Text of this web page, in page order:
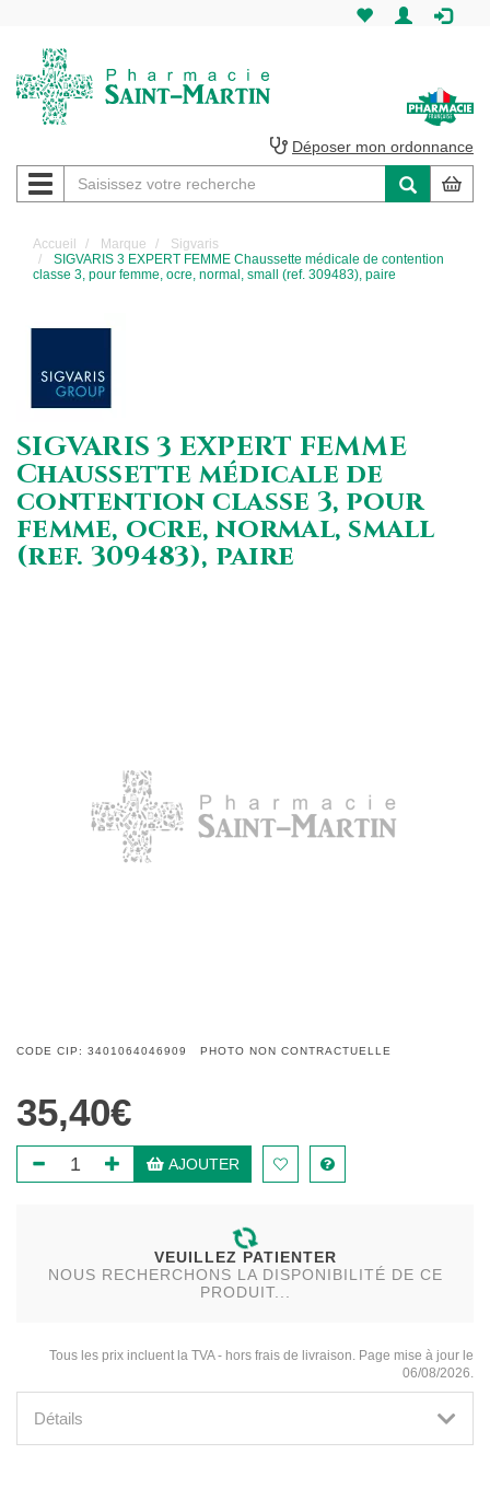
Martin
Pharmacie
Martin
Déposer mon ordonnance
Navigation
Accueil Marque
Sigvaris
SIGVARIS 3 EXPERT FEMME Chaussette médicale de contention
classe 3, pour femme, ocre, normal, small (ref. 309483), paire
SIGVARIS 3 EXPERT FEMME
Chaussette médicale de
contention classe 3, pour
femme, ocre, normal, small
(ref. 309483), paire
CODE CIP: 3401064046909 PHOTO NON CONTRACTUELLE
35,40€
AJOUTER
VEUILLEZ PATIENTER
NOUS RECHERCHONS LA DISPONIBILITÉ DE CE
PRODUIT...
Tous les prix incluent la TVA - hors frais de livraison. Page mise à jour le
06/08/2026.
Détails